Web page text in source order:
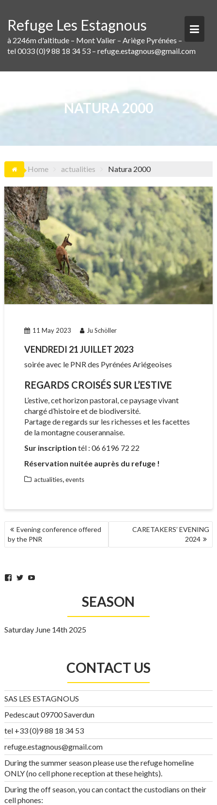
content
Refuge Les Estagnous
à 2246m d'altitude – Mont Valier – Ariège Pyrénées –
tel 0033 (0)9 88 18 34 53 – refuge.estagnous@gmail.com
NATURA 2000
Home actualities Natura 2000
11 May 2023 Ju Schöller
VENDREDI 21 JUILLET 2023
soirée avec le PNR des Pyrénées Ariégeoises
REGARDS CROISÉS SUR L’ESTIVE
L’estive, cet horizon pastoral, ce paysage vivant
chargé d’histoire et de biodiversité.
Partage de regards sur les richesses et les facettes
de la montagne couserannaise.
Sur inscription tél : 06 6196 72 22
Réservation nuitée auprès du refuge !
actualities,events
POST
NAVIGATION
Evening conference offered
by the PNR
CARETAKERS’ EVENING
2024
Facebook
TwitterYouTube
SEASON
Saturday June 14th 2025
CONTACT US
SAS LES ESTAGNOUS
Pedescaut 09700 Saverdun
tel +33 (0)9 88 18 34 53
refuge.estagnous@gmail.com
During the summer season please use the refuge homeline
ONLY (no cell phone reception at these heights).
During the off season, you can contact the custodians on their
cell phones: